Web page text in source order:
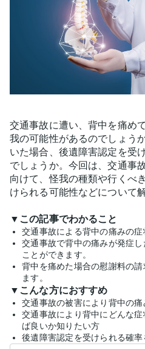
交通事故に遭い、背中を痛め
我の可能性があるのでしょう
いた場合、後遺障害認定を受
でしょうか。今回は、交通事
向けて、怪我の種類や行くべ
けられる可能性などについて
▼この記事でわかること
交通事故による背中の痛みの症
交通事故で背中の痛みが発症
ことができます。
背中を痛めた場合の慰謝料の
ます。
▼こんな方におすすめ
交通事故の被害により背中の
交通事故により背中にどんな
ば良いか知りたい方
後遺障害認定を受けられる確